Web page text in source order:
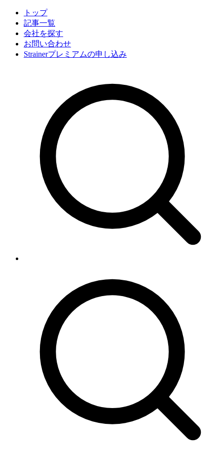
トップ
記事一覧
会社を探す
お問い合わせ
Strainerプレミアムの申し込み